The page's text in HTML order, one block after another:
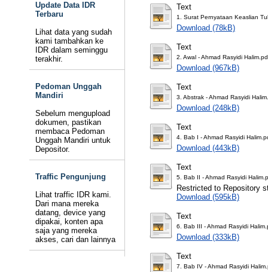
Update Data IDR
Terbaru
Lihat data yang sudah
kami tambahkan ke
IDR dalam seminggu
terakhir.
Pedoman Unggah
Mandiri
Sebelum mengupload
dokumen, pastikan
membaca Pedoman
Unggah Mandiri untuk
Depositor.
Traffic Pengunjung
Lihat traffic IDR kami.
Dari mana mereka
datang, device yang
dipakai, konten apa
saja yang mereka
akses, cari dan lainnya
Text
1. Surat Pernyataan Keaslian
Download (78kB)
Text
2. Awal - Ahmad Rasyidi
Download (967kB)
Text
3. Abstrak - Ahmad Rasyidi
Download (248kB)
Text
4. Bab I - Ahmad Rasyidi
Download (443kB)
Text
5. Bab II - Ahmad Rasyidi
Restricted to Repository
Download (595kB)
Text
6. Bab III - Ahmad Rasyidi
Download (333kB)
Text
7. Bab IV - Ahmad Rasyidi